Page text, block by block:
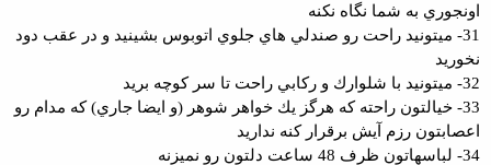
اونجوري به شما نگاه نكنه
31- ميتونيد راحت رو صندلي هاي جلوي اتوبوس بشينيد و در عقب دود
نخوريد
32- ميتونيد با شلوارك و ركابي راحت تا سر كوچه بريد
33- خيالتون راحته كه هرگز يك خواهر شوهر (و ايضا جاري) كه مدام رو
اعصابتون رزم آيش برقرار كنه نداريد
34- لباسهاتون ظرف 48 ساعت دلتون رو نميزنه